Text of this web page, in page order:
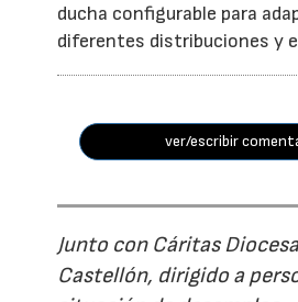
ducha configurable para
diferentes distribuciones y
ver/escribir
Junto con Cáritas
Castellón, dirigido a